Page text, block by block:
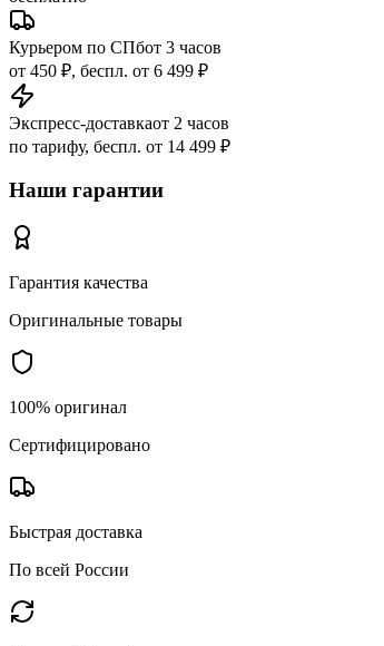
Курьером по СПбот 3 часов
от 450 ₽, беспл. от 6 499 ₽
Экспресс-доставкаот 2 часов
по тарифу, беспл. от 14 499 ₽
Наши гарантии
Гарантия качества
Оригинальные товары
100% оригинал
Сертифицировано
Быстрая доставка
По всей России